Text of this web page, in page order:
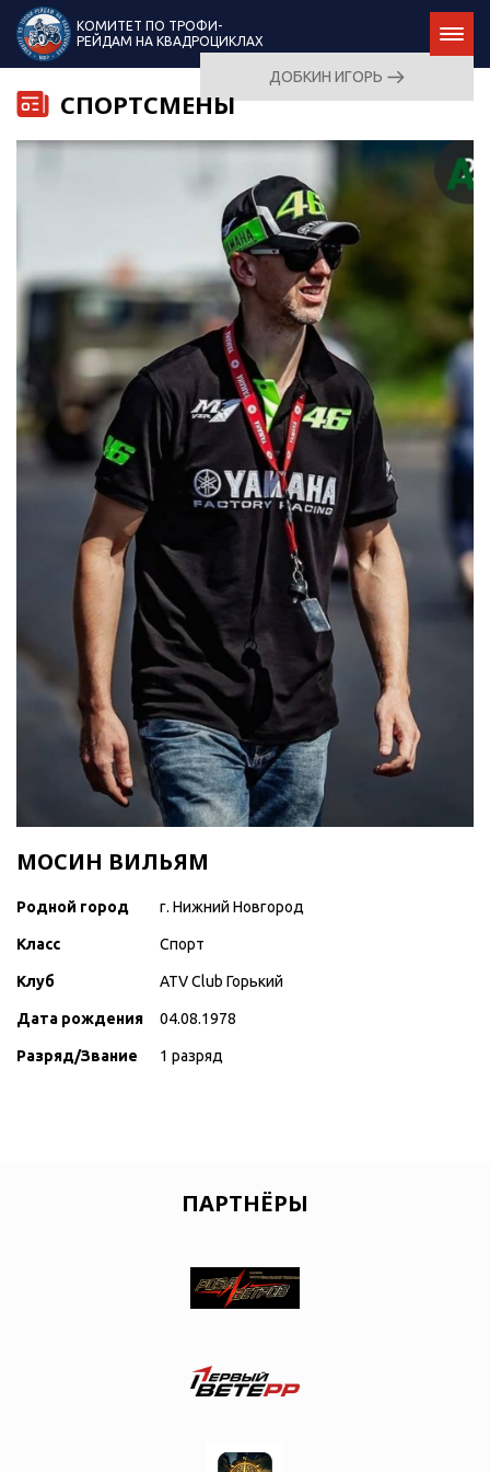
КОМИТЕТ ПО ТРОФИ-
РЕЙДАМ НА КВАДРОЦИКЛАХ
СПОРТСМЕНЫ
ДОБКИН ИГОРЬ
МОСИН ВИЛЬЯМ
Родной город г. Нижний Новгород
Класс Спорт
Клуб ATV Club Горький
Дата рождения 04.08.1978
Разряд/Звание 1 разряд
ПАРТНЁРЫ